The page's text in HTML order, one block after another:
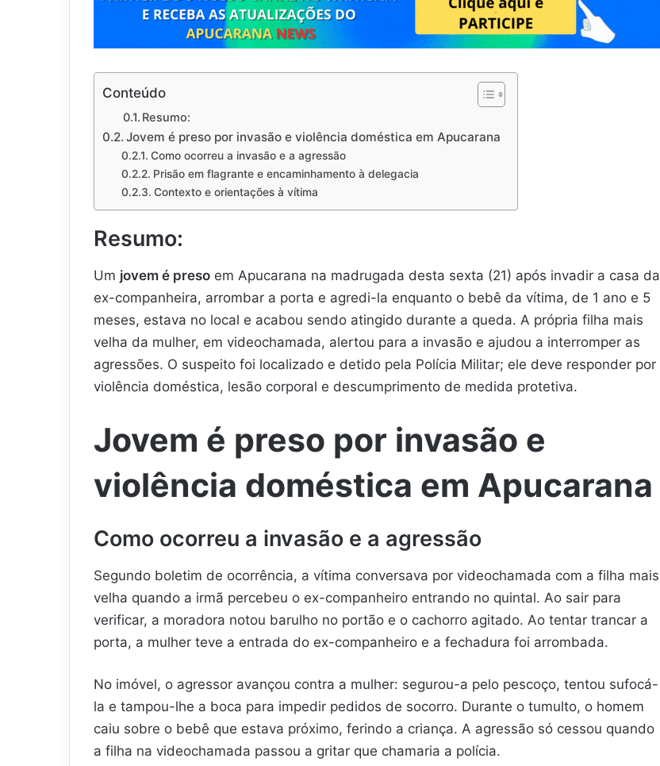
Conteúdo
Resumo:
Jovem é preso por invasão e violência doméstica em Apucarana
Como ocorreu a invasão e a agressão
Prisão em flagrante e encaminhamento à delegacia
Contexto e orientações à vítima
Resumo:
Um jovem é preso em Apucarana na madrugada desta sexta (21) após invadir a casa da
ex-companheira, arrombar a porta e agredi-la enquanto o bebê da vítima, de 1 ano e 5
meses, estava no local e acabou sendo atingido durante a queda. A própria filha mais
velha da mulher, em videochamada, alertou para a invasão e ajudou a interromper as
agressões. O suspeito foi localizado e detido pela Polícia Militar; ele deve responder por
violência doméstica, lesão corporal e descumprimento de medida protetiva.
Jovem é preso por invasão e
violência doméstica em Apucarana
Como ocorreu a invasão e a agressão
Segundo boletim de ocorrência, a vítima conversava por videochamada com a filha mais
velha quando a irmã percebeu o ex-companheiro entrando no quintal. Ao sair para
verificar, a moradora notou barulho no portão e o cachorro agitado. Ao tentar trancar a
porta, a mulher teve a entrada do ex-companheiro e a fechadura foi arrombada.
No imóvel, o agressor avançou contra a mulher: segurou-a pelo pescoço, tentou sufocá-
la e tampou-lhe a boca para impedir pedidos de socorro. Durante o tumulto, o homem
caiu sobre o bebê que estava próximo, ferindo a criança. A agressão só cessou quando
a filha na videochamada passou a gritar que chamaria a polícia.